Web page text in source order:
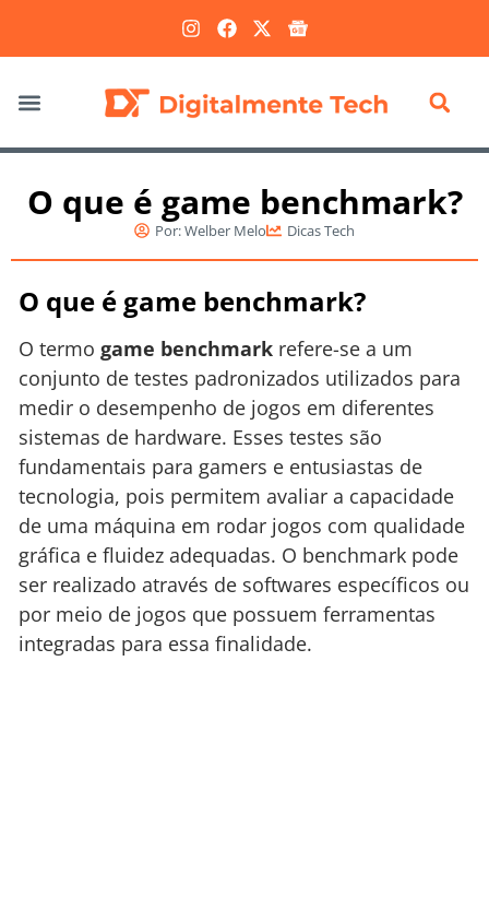
O que é game benchmark?
Por:Welber Melo Dicas Tech
O que é game benchmark?
O termo game benchmark refere-se a um
conjunto de testes padronizados utilizados para
medir o desempenho de jogos em diferentes
sistemas de hardware. Esses testes são
fundamentais para gamers e entusiastas de
tecnologia, pois permitem avaliar a capacidade
de uma máquina em rodar jogos com qualidade
gráfica e fluidez adequadas. O benchmark pode
ser realizado através de softwares específicos ou
por meio de jogos que possuem ferramentas
integradas para essa finalidade.